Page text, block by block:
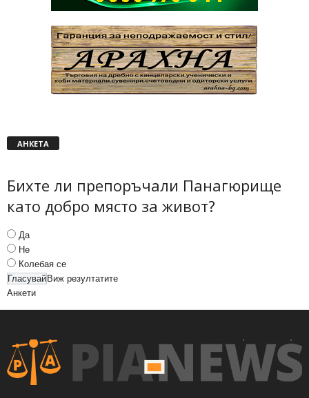
АНКЕТА
Бихте ли препоръчали Панагюрище
като добро място за живот?
Да
Не
Колебая се
Виж резултатите
Анкети